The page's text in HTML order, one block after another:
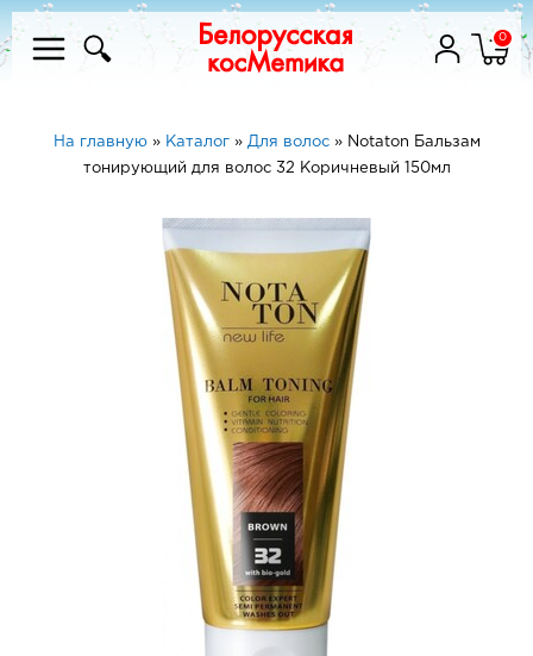
0
На главную» Каталог» Для волос» Notaton Бальзам
тонирующий для волос 32 Коричневый 150мл